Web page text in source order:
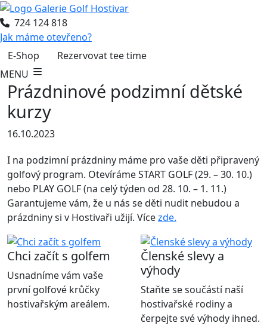
724 124 818
Jak máme otevřeno?
E-Shop
Rezervovat tee time
MENU
Prázdninové podzimní dětské
kurzy
16.10.2023
I na podzimní prázdniny máme pro vaše děti připravený
golfový program. Otevíráme START GOLF (29. – 30. 10.)
nebo PLAY GOLF (na celý týden od 28. 10. – 1. 11.)
Garantujeme vám, že u nás se děti nudit nebudou a
prázdniny si v Hostivaři užijí. Vícezde.
Chci začít s golfem
Usnadníme vám vaše
první golfové krůčky
hostivařským areálem.
Členské slevy a
výhody
Staňte se součástí naší
hostivařské rodiny a
čerpejte své výhody ihned.